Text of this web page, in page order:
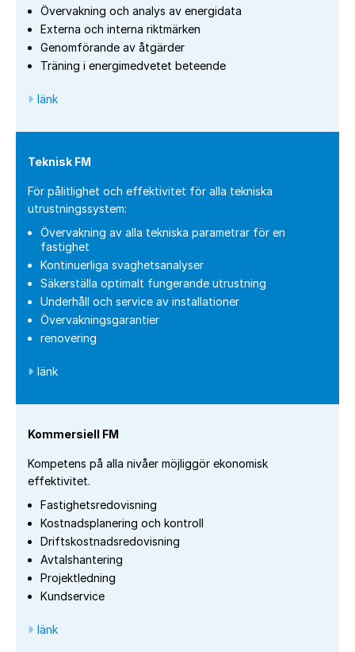
Övervakning och analys av energidata
Externa och interna riktmärken
Genomförande av åtgärder
Träning i energimedvetet beteende
länk
Teknisk FM
För pålitlighet och effektivitet för alla tekniska
utrustningssystem:
Övervakning av alla tekniska parametrar för en
fastighet
Kontinuerliga svaghetsanalyser
Säkerställa optimalt fungerande utrustning
Underhåll och service av installationer
Övervakningsgarantier
renovering
länk
Kommersiell FM
Kompetens på alla nivåer möjliggör ekonomisk
effektivitet.
Fastighetsredovisning
Kostnadsplanering och kontroll
Driftskostnadsredovisning
Avtalshantering
Projektledning
Kundservice
länk